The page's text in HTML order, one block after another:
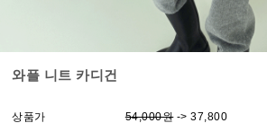
와플 니트 카디건
상품가 54,000원-> 37,800